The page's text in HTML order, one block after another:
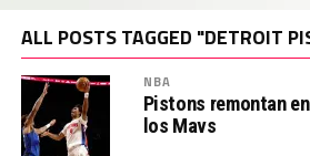
ALL POSTS TAGGED "DETROIT
NBA
Pistons remontan
los Mavs